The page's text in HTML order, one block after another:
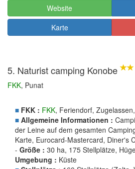
Website
Karte
5. Naturist camping Konobe
FKK, Punat
■ FKK : FKK, Feriendorf,
■ Allgemeine Informationen :
der Leine auf dem gesamten
Karte, Eurocard-Mastercard, Diner's
- Größe : 30 ha, 175 Stellplätze,
Umgebung : Küste